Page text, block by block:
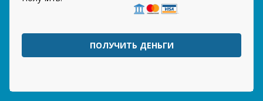
ПОЛУЧИТЬ ДЕНЬГИ